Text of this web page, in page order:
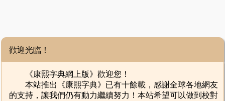
歡迎光臨！
《康熙字典網上版》歡迎您！
本站推出《康熙字典》已有十餘載，感謝全球各地網友
的支持，讓我們仍有動力繼續努力！本站希望可以做到校對